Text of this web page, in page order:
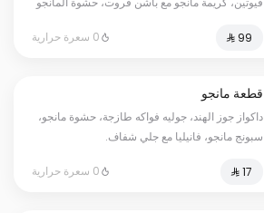
تكفي من ٥ إلى ٦ أشخاص.
0 سعرة حرارية
قطعة مانجو
داكواز جوز الهند، جوليه فواكه طازجة، حشوة مانجو،
سبونج مانجو، فانيليا مع جلي شفاف.
0 سعرة حرارية